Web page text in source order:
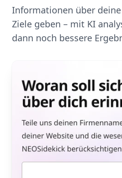
Informationen über
Ziele geben – mit KI
dann noch bessere